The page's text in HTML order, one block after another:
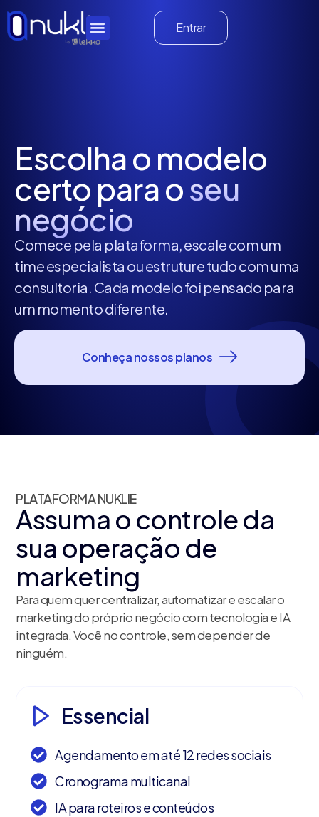
Entrar
Escolha o modelo
certo para oseu
negócio
Comece pela plataforma, escale com um
time especialista ou estruture tudo com uma
consultoria. Cada modelo foi pensado para
um momento diferente.
Conheça nossos planos
PLATAFORMA NUKLIE
Assuma o controle da
sua operação de
marketing
Para quem quer centralizar, automatizar e escalar o
marketing do próprio negócio com tecnologia e IA
integrada. Você no controle, sem depender de
ninguém.
Essencial
Agendamento em até 12 redes sociais
Cronograma multicanal
IA para roteiros e conteúdos